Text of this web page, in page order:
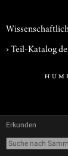
› Teil-Katalog
Erkunden